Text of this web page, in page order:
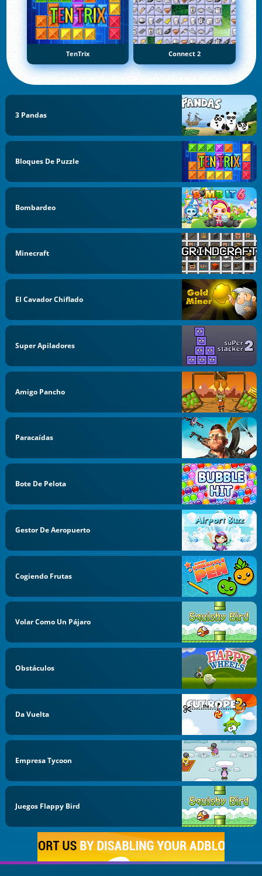
TenTrix Connect 2
3 Pandas
Bloques De Puzzle
Bombardeo
Minecraft
El Cavador Chiflado
Super Apiladores
Amigo Pancho
Paracaídas
Bote De Pelota
Gestor De Aeropuerto
Cogiendo Frutas
Volar Como Un Pájaro
Obstáculos
Da Vuelta
Empresa Tycoon
Juegos Flappy Bird